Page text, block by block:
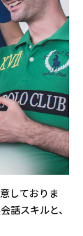
しておりま
話スキルと、